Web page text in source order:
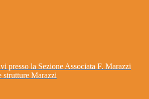
presso la Sezione Associata F. Marazzi
strutture Marazzi